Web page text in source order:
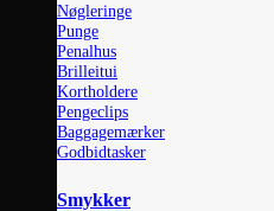
Nøgleringe
Punge
Penalhus
Brilleitui
Kortholdere
Pengeclips
Baggagemærker
Godbidtasker
Smykker